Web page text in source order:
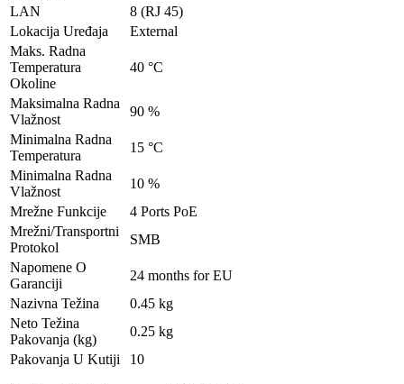
LAN
8 (RJ 45)
Lokacija Uređaja
External
Maks. Radna
Temperatura
Okoline
40 °C
Maksimalna Radna
Vlažnost
90 %
Minimalna Radna
Temperatura
15 °C
Minimalna Radna
Vlažnost
10 %
Mrežne Funkcije
4 Ports PoE
Mrežni/Transportni
Protokol
SMB
Napomene O
Garanciji
24 months for EU
Nazivna Težina
0.45 kg
Neto Težina
Pakovanja (kg)
0.25 kg
Pakovanja U Kutiji
10